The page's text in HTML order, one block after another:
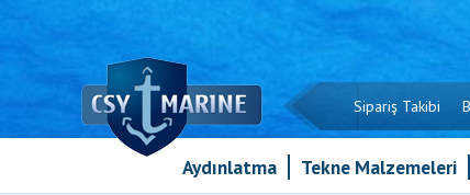
Sipariş Takibi
Aydınlatma Tekne Malzemeleri